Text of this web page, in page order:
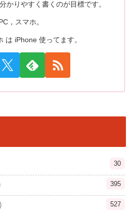
かりやすく書くのが目標です。
，スマホ。
は iPhone 使ってます。
30
395
527